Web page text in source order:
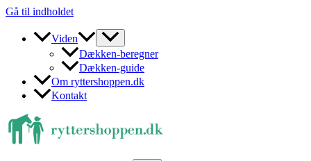
Gå til indholdet
Viden
Dækken-beregner
Dækken-guide
Om ryttershoppen.dk
Kontakt